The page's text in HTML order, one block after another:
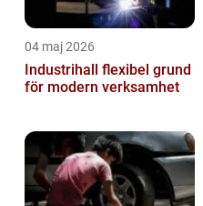
04 maj 2026
Industrihall flexibel grund
för modern verksamhet